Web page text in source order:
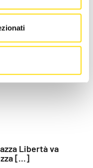
nel mirino: “Ogni
migliaia di [...]
Libertà va
[...]